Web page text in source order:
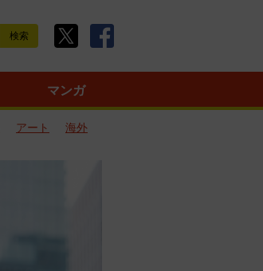
マンガ
アート
海外